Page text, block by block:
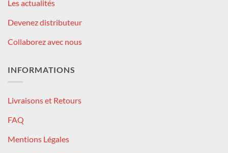
Les actualités
Devenez distributeur
Collaborez avec nous
INFORMATIONS
Livraisons et Retours
FAQ
Mentions Légales